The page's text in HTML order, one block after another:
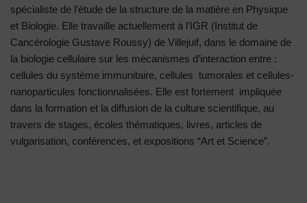
spécialiste de l’étude de la structure de la matière en Physique
et Biologie. Elle travaille actuellement à l’IGR (Institut de
Cancérologie Gustave Roussy) de Villejuif, dans le domaine de
la biologie cellulaire sur les mécanismes d’interaction entre :
cellules du système immunitaire, cellules tumorales et cellules-
nanoparticules fonctionnalisées. Elle est fortement impliquée
dans la formation et la diffusion de la culture scientifique, au
travers de stages, écoles thématiques, livres, articles de
vulgarisation, conférences, et expositions “Art et Science”.